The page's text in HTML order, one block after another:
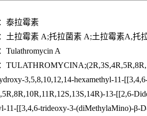
：泰拉霉素
：土拉霉素 A;托拉菌素 A;土拉霉素A,托
：Tulathromycin A
：
3,5,8,10,12,14-hexamethyl-11-
13-[[2,6-
11-[[3,4,6-trideoxy-3-(diMethylaMino)-β-